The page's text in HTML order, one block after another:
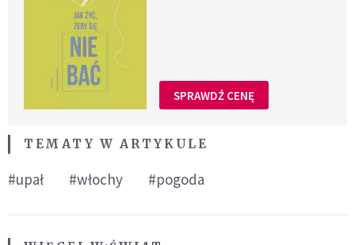
SPRAWDŹ CENĘ
TEMATY W ARTYKULE
#upał #włochy #pogoda